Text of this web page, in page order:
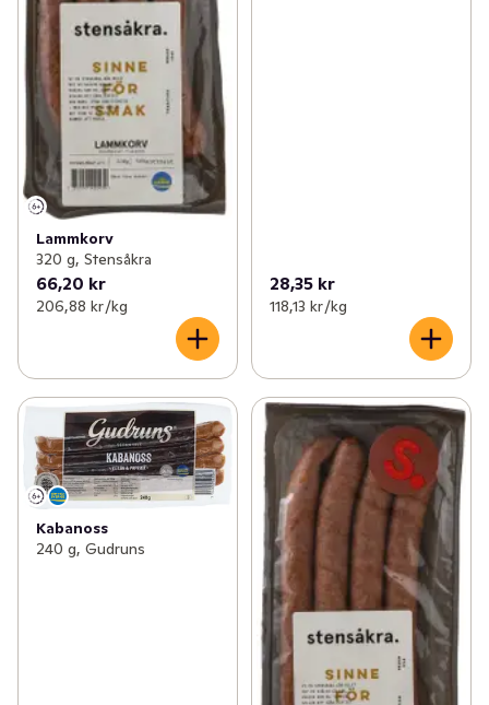
Lammkorv
320 g, Stensåkra
66,20 kr
206,88 kr /kg
28,35 kr
118,13 kr /kg
Kabanoss
240 g, Gudruns